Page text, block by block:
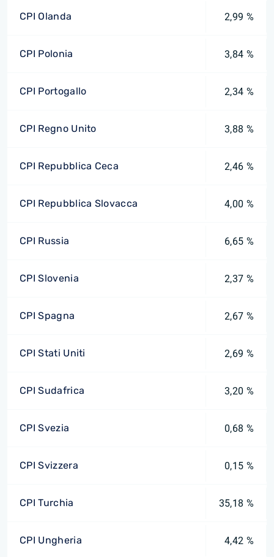
CPI Olanda 2,99 %
CPI Polonia 3,84 %
CPI Portogallo 2,34 %
CPI Regno Unito 3,88 %
CPI Repubblica Ceca 2,46 %
CPI Repubblica Slovacca 4,00 %
CPI Russia 6,65 %
CPI Slovenia 2,37 %
CPI Spagna 2,67 %
CPI Stati Uniti 2,69 %
CPI Sudafrica 3,20 %
CPI Svezia 0,68 %
CPI Svizzera 0,15 %
CPI Turchia 35,18 %
CPI Ungheria 4,42 %